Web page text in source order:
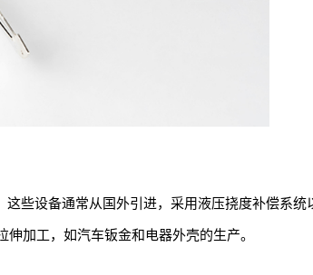
些设备通常从国外引进，采用液压挠度补偿系统
加工，如汽车钣金和电器外壳的生产。